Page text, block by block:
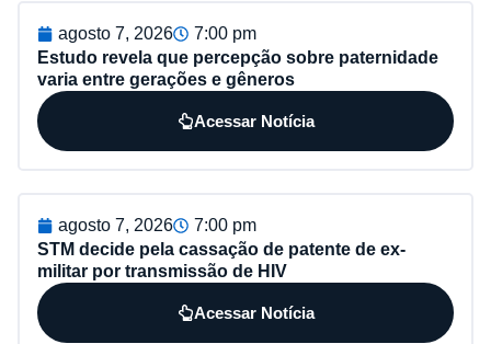
agosto 7, 2026
7:00 pm
Estudo revela que percepção sobre paternidade
varia entre gerações e gêneros
Acessar Notícia
agosto 7, 2026
7:00 pm
STM decide pela cassação de patente de ex-
militar por transmissão de HIV
Acessar Notícia